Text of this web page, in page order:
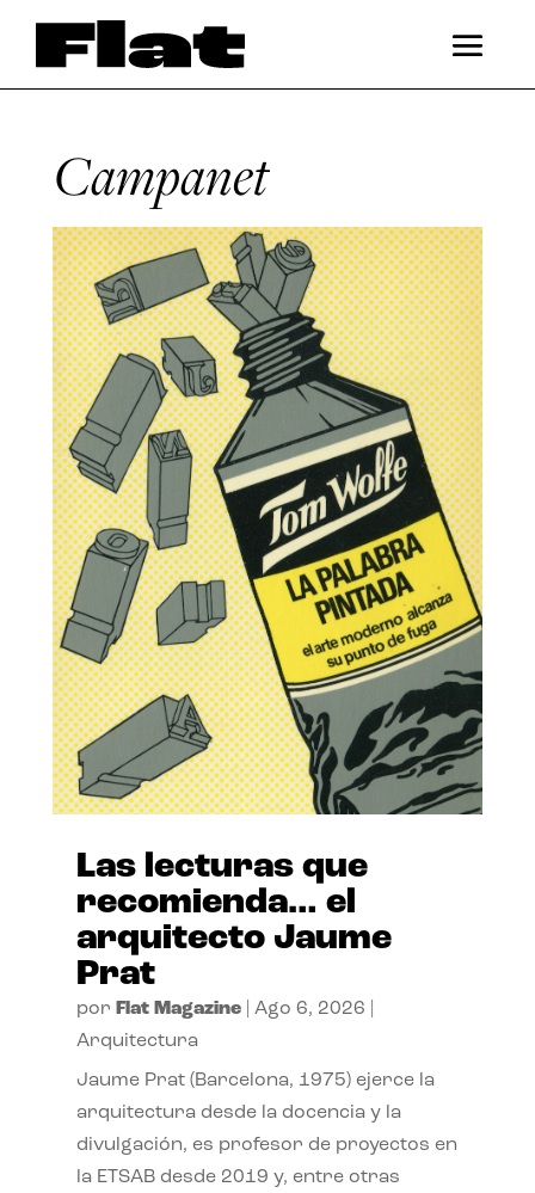
Campanet
Las lecturas que
recomienda… el
arquitecto Jaume
Prat
por Flat Magazine| Ago 6, 2026
Arquitectura
Jaume Prat (Barcelona, 1975) ejerce la
arquitectura desde la docencia y la
divulgación, es profesor de proyectos en
la ETSAB desde 2019 y, entre otras